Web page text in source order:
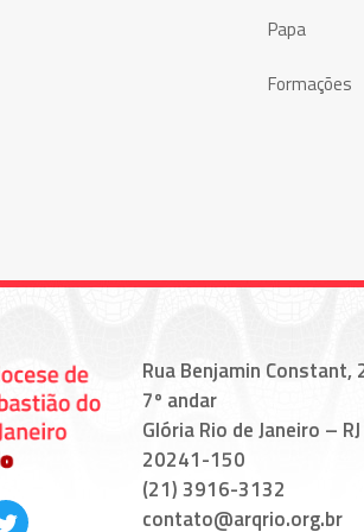
Papa
Formações
Rua Benjamin Constant,
7º andar
Glória Rio de Janeiro – RJ
20241-150
(21) 3916-3132
contato@arqrio.org.br